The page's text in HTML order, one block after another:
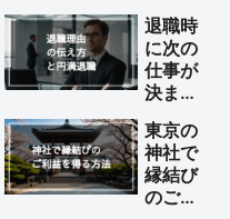
エット
を成功
させる
方法
退職時
に次の
仕事が
決まっ
い理由
の伝え
方と円
満退職
東京の
神社で
縁結び
のご利